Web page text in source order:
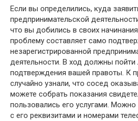
Если вы определились, куда
предпринимательской
что вы добились в своих
проблему составляет само
незарегистрированной
деятельности. В ход должны
подтверждения вашей правоты. К
случайно узнали, что сосед
можете собрать показания
пользовались его услугами. Можно
с его реквизитами и номерами